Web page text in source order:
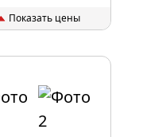
Показать цены